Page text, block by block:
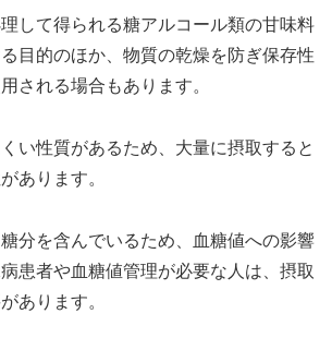
して得られる糖アルコール類の甘味料
目的のほか、物質の乾燥を防ぎ保存性
される場合もあります。
い性質があるため、大量に摂取すると
あります。
分を含んでいるため、血糖値への影響
患者や血糖値管理が必要な人は、摂取
あります。